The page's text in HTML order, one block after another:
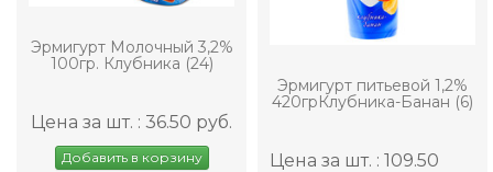
Эрмигурт Молочный 3,2%
100гр. Клубника (24)
Цена за шт. : 36.50 руб.
Добавить в корзину
Эрмигурт питьевой 1,2%
420грКлубника-Банан (6)
Цена за шт. : 109.50